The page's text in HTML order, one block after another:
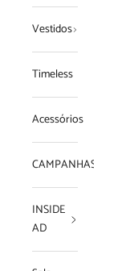
Vestidos
Timeless
Acessórios
CAMPANHAS
INSIDE
AD